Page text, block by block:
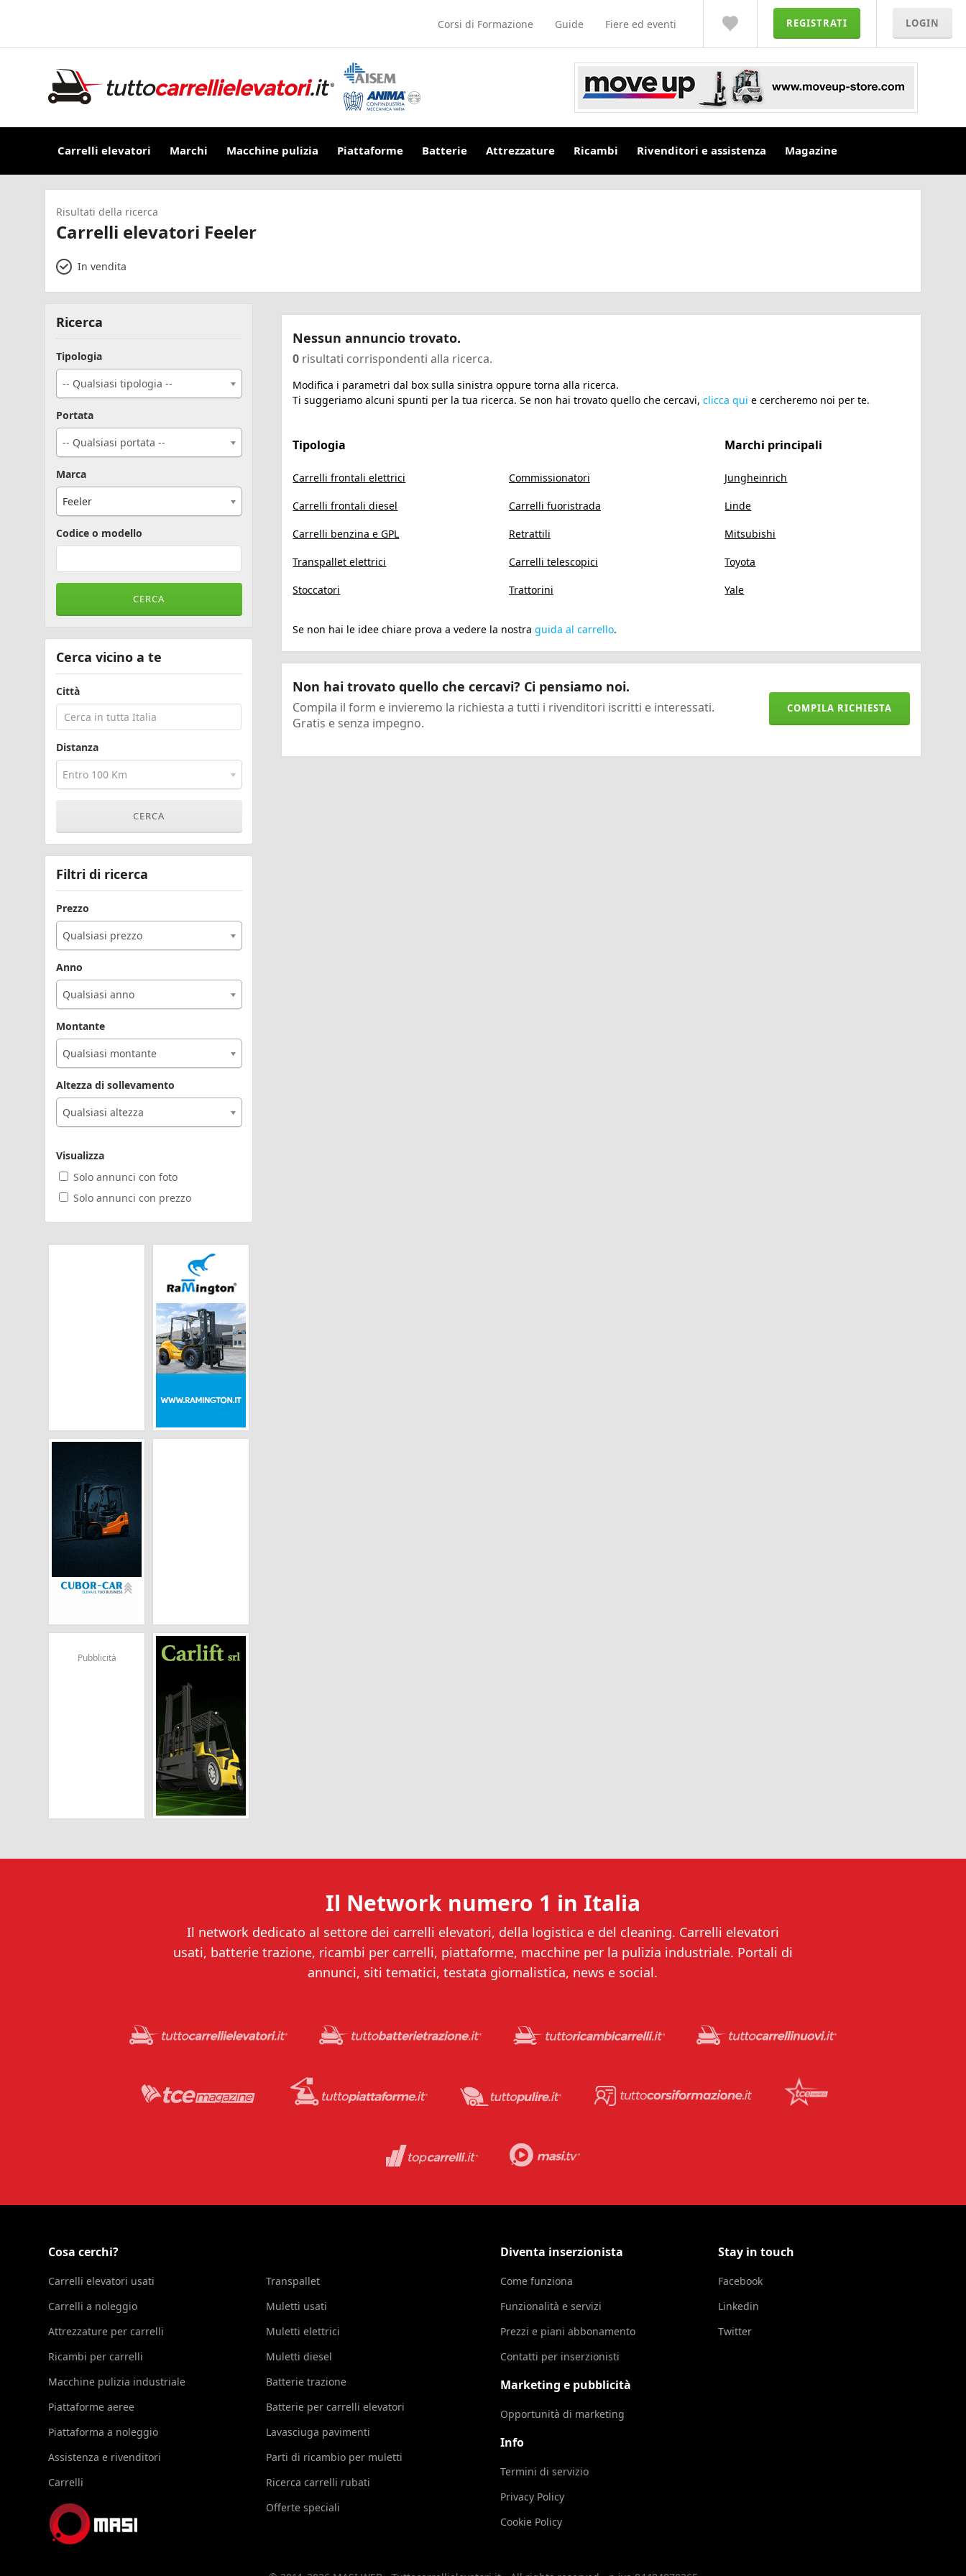
Corsi di Formazione Guide Fiere ed eventi REGISTRATI LOGIN
Carrelli elevatori Marchi Macchine pulizia Piattaforme Batterie Attrezzature Ricambi Rivenditori e assistenza Magazine
Risultati della ricerca
Carrelli elevatori Feeler
In vendita
Nessun annuncio trovato.
0 risultati corrispondenti alla ricerca.
Modifica i parametri dal box sulla sinistra oppure torna alla ricerca.
Ti suggeriamo alcuni spunti per la tua ricerca. Se non hai trovato quello che cercavi,clicca qui e cercheremo noi per te.
Tipologia
Carrelli frontali elettrici
Carrelli frontali diesel
Carrelli benzina e GPL
Transpallet elettrici
Stoccatori
Commissionatori
Carrelli fuoristrada
Retrattili
Carrelli telescopici
Trattorini
Marchi principali
Jungheinrich
Linde
Mitsubishi
Toyota
Yale
Se non hai le idee chiare prova a vedere la nostraguida al carrello.
Non hai trovato quello che cercavi? Ci pensiamo noi.
Compila il form e invieremo la richiesta a tutti i rivenditori iscritti e interessati.
Gratis e senza impegno.
COMPILA RICHIESTA
Ricerca
Tipologia
-- Qualsiasi tipologia --
Portata
-- Qualsiasi portata --
Marca
Feeler
Codice o modello
Cerca vicino a te
Città
Distanza
Entro 100 Km
Filtri di ricerca
Prezzo
Qualsiasi prezzo
Anno
Qualsiasi anno
Montante
Qualsiasi montante
Altezza di sollevamento
Qualsiasi altezza
Visualizza
Solo annunci con foto
Solo annunci con prezzo
Pubblicità
Il Network numero 1 in Italia
Il network dedicato al settore dei carrelli elevatori, della logistica e del cleaning. Carrelli elevatori
usati, batterie trazione, ricambi per carrelli, piattaforme, macchine per la pulizia industriale. Portali di
annunci, siti tematici, testata giornalistica, news e social.
Cosa cerchi?
Carrelli elevatori usati
Carrelli a noleggio
Attrezzature per carrelli
Ricambi per carrelli
Macchine pulizia industriale
Piattaforme aeree
Piattaforma a noleggio
Assistenza e rivenditori
Carrelli
Transpallet
Muletti usati
Muletti elettrici
Muletti diesel
Batterie trazione
Batterie per carrelli elevatori
Lavasciuga pavimenti
Parti di ricambio per muletti
Ricerca carrelli rubati
Offerte speciali
Diventa inserzionista
Come funziona
Funzionalità e servizi
Prezzi e piani abbonamento
Contatti per inserzionisti
Marketing e pubblicità
Opportunità di marketing
Info
Termini di servizio
Privacy Policy
Cookie Policy
Stay in touch
Facebook
Linkedin
Twitter